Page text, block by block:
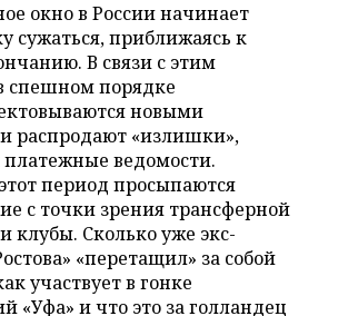
окно в России начинает
сужаться, приближаясь к
В связи с этим
спешном порядке
новыми
распродают «излишки»,
платежные ведомости.
период просыпаются
с точки зрения трансферной
клубы. Сколько уже экс-
«перетащил» за собой
участвует в гонке
«Уфа» и что это за голландец